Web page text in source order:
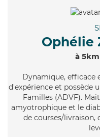
Ophélie
à
Dynamique, efficace
d'expérience et possède
Familles (ADVF).
amyotrophique et le
de courses/